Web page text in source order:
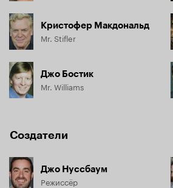
Кристофер Макдональд
Mr. Stifler
Джо Бостик
Mr. Williams
Создатели
Джо Нуссбаум
Режиссёр